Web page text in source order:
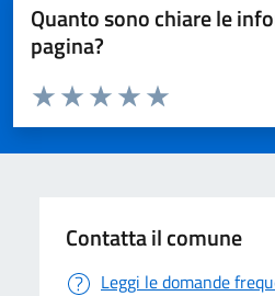
Quanto sono chiare le
pagina?
Valuta da 1 a 5 stelle la pagina
Valuta 5 stelle
Valuta 4 stelle su 5
Valuta 3 stelle su 5
Valuta 2 stelle su 5
Valuta 1 stelle su 5
Contatta il comune
Leggi le domande